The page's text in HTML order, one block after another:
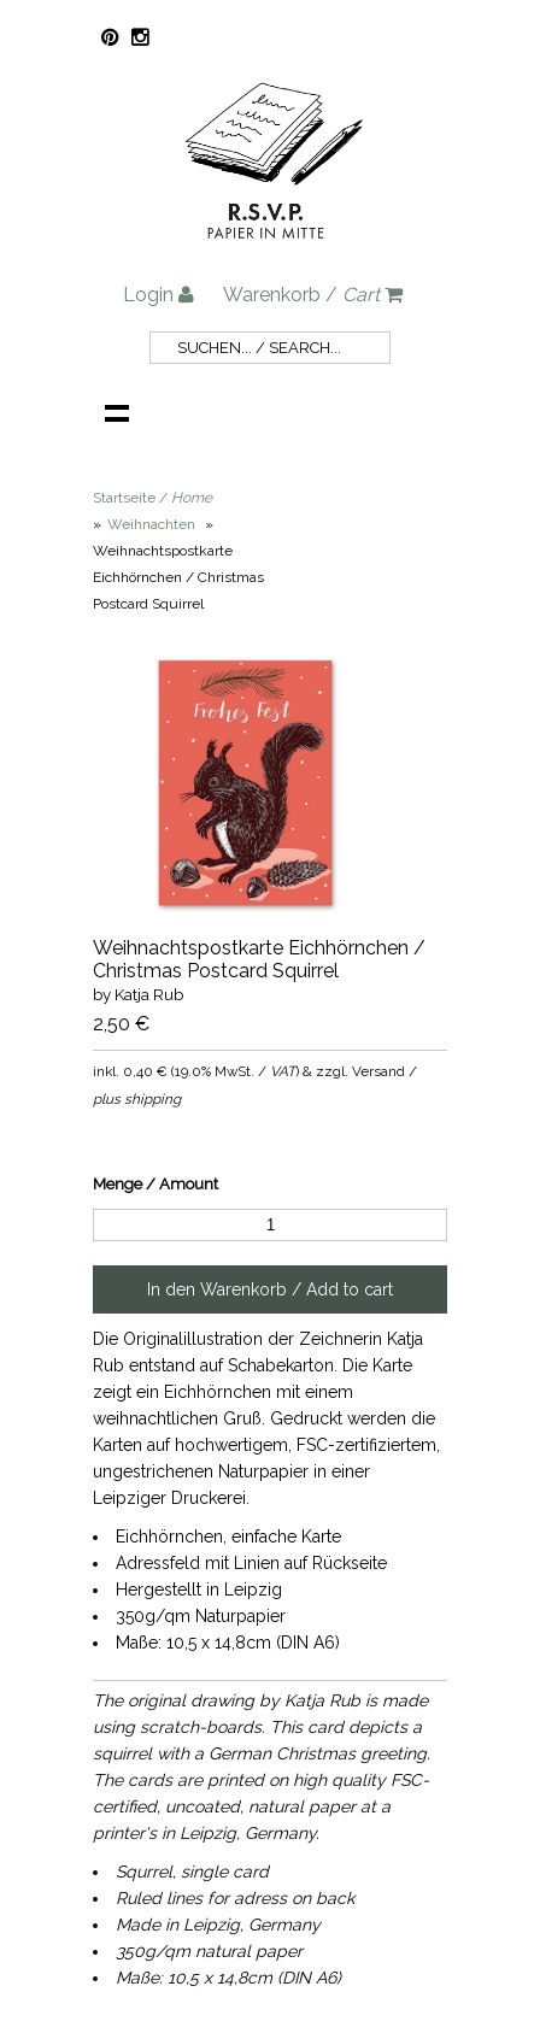
Login Warenkorb / Cart
Startseite / Home
» Weihnachten
»
Weihnachtspostkarte
Eichhörnchen / Christmas
Postcard Squirrel
Weihnachtspostkarte Eichhörnchen /
Christmas Postcard Squirrel
by Katja Rub
2,50 €
inkl. 0,40 € (19.0% MwSt. / VAT) & zzgl. Versand /
plus shipping
Menge / Amount
Die Originalillustration der Zeichnerin Katja
Rub entstand auf Schabekarton. Die Karte
zeigt ein Eichhörnchen mit einem
weihnachtlichen Gruß. Gedruckt werden die
Karten auf hochwertigem, FSC-zertifiziertem,
ungestrichenen Naturpapier in einer
Leipziger Druckerei.
Eichhörnchen, einfache Karte
Adressfeld mit Linien auf Rückseite
Hergestellt in Leipzig
350g/qm Naturpapier
Maße: 10,5 x 14,8cm (DIN A6)
The original drawing by Katja Rub is made
using scratch-boards. This card depicts a
squirrel with a German Christmas greeting.
The cards are printed on high quality FSC-
certified, uncoated, natural paper at a
printer's in Leipzig, Germany.
Squrrel, single card
Ruled lines for adress on back
Made in Leipzig, Germany
350g/qm natural paper
Maße: 10,5 x 14,8cm (DIN A6)